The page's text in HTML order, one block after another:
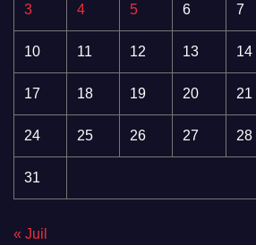
3 4 5 6 7
10 11 12 13 14
17 18 19 20 21
24 25 26 27 28
31
« Juil